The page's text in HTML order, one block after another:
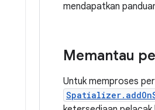
mendapatkan
Memantau
Untuk memproses